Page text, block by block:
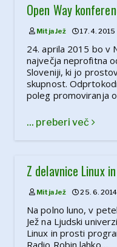
Open Way
Mitja Jež 17. 4. 2015
24. aprila 2015 bo v
največja neprofitna
Sloveniji, ki jo
skupnost.
poleg promoviranja
... preberi več
Z delavnice Linux
Mitja Jež 25. 6. 2014
Na polno luno, v
Jež na Ljudski
Linux in prosti
Radio Robin lahko…